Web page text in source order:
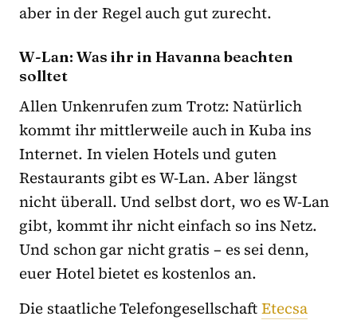
aber in der Regel auch gut zurecht.
W-Lan: Was ihr in Havanna beachten
solltet
Allen Unkenrufen zum Trotz: Natürlich
kommt ihr mittlerweile auch in Kuba ins
Internet. In vielen Hotels und guten
Restaurants gibt es W-Lan. Aber längst
nicht überall. Und selbst dort, wo es W-Lan
gibt, kommt ihr nicht einfach so ins Netz.
Und schon gar nicht gratis – es sei denn,
euer Hotel bietet es kostenlos an.
Die staatliche TelefongesellschaftEtecsa